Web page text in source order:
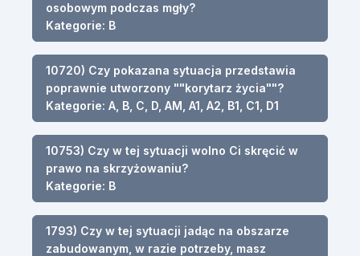
osobowym podczas mgły?
Kategorie: B
10720) Czy pokazana sytuacja przedstawia
poprawnie utworzony ""korytarz życia""?
Kategorie: A, B, C, D, AM, A1, A2, B1, C1, D1
10753) Czy w tej sytuacji wolno Ci skręcić w
prawo na skrzyżowaniu?
Kategorie: B
1793) Czy w tej sytuacji jadąc na obszarze
zabudowanym, w razie potrzeby, masz